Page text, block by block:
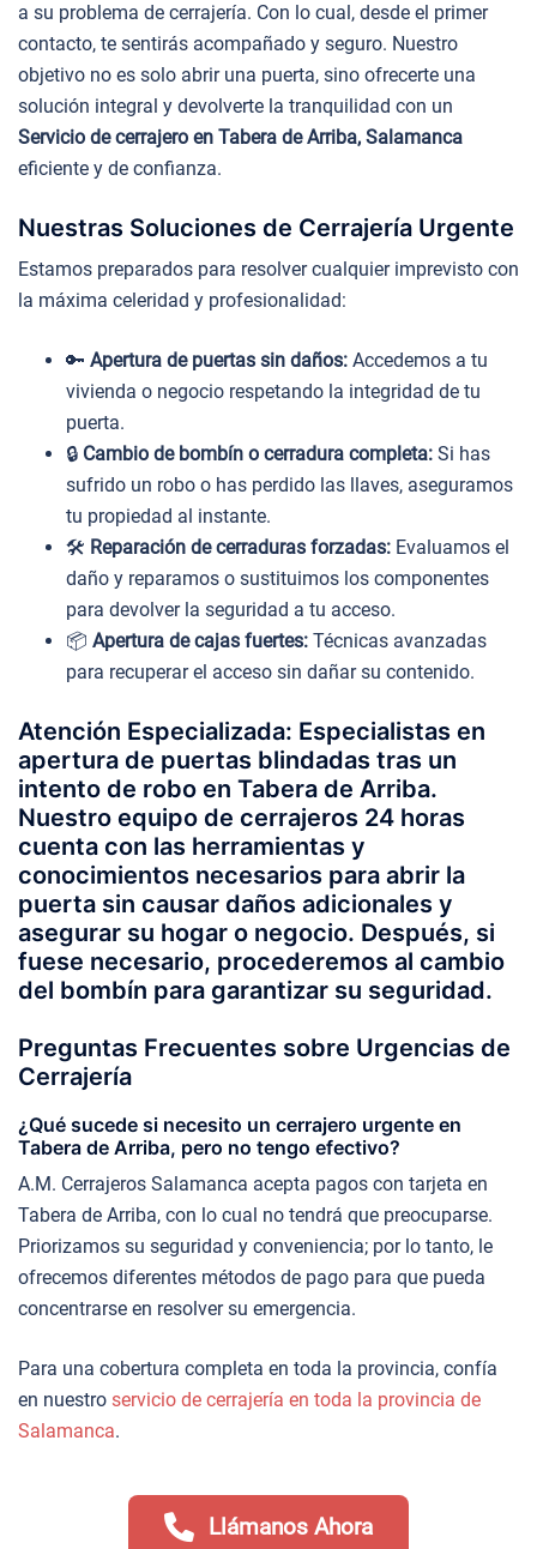
a su problema de cerrajería. Con lo cual, desde el primer
contacto, te sentirás acompañado y seguro. Nuestro
objetivo no es solo abrir una puerta, sino ofrecerte una
solución integral y devolverte la tranquilidad con un
Servicio de cerrajero en Tabera de Arriba, Salamanca
eficiente y de confianza.
Nuestras Soluciones de Cerrajería Urgente
Estamos preparados para resolver cualquier imprevisto con
la máxima celeridad y profesionalidad:
🔑 Apertura de puertas sin daños: Accedemos a tu
vivienda o negocio respetando la integridad de tu
puerta.
🔒 Cambio de bombín o cerradura completa: Si has
sufrido un robo o has perdido las llaves, aseguramos
tu propiedad al instante.
🛠️ Reparación de cerraduras forzadas: Evaluamos el
daño y reparamos o sustituimos los componentes
para devolver la seguridad a tu acceso.
📦 Apertura de cajas fuertes: Técnicas avanzadas
para recuperar el acceso sin dañar su contenido.
Atención Especializada: Especialistas en
apertura de puertas blindadas tras un
intento de robo en Tabera de Arriba.
Nuestro equipo de cerrajeros 24 horas
cuenta con las herramientas y
conocimientos necesarios para abrir la
puerta sin causar daños adicionales y
asegurar su hogar o negocio. Después, si
fuese necesario, procederemos al cambio
del bombín para garantizar su seguridad.
Preguntas Frecuentes sobre Urgencias de
Cerrajería
¿Qué sucede si necesito un cerrajero urgente en
Tabera de Arriba, pero no tengo efectivo?
A.M. Cerrajeros Salamanca acepta pagos con tarjeta en
Tabera de Arriba, con lo cual no tendrá que preocuparse.
Priorizamos su seguridad y conveniencia; por lo tanto, le
ofrecemos diferentes métodos de pago para que pueda
concentrarse en resolver su emergencia.
Para una cobertura completa en toda la provincia, confía
en nuestro servicio de cerrajería en toda la provincia de
Salamanca.
Llámanos Ahora